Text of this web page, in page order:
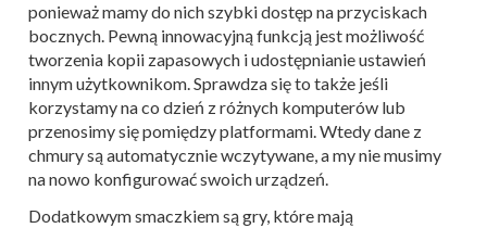
ponieważ mamy do nich szybki dostęp na przyciskach
bocznych. Pewną innowacyjną funkcją jest możliwość
tworzenia kopii zapasowych i udostępnianie ustawień
innym użytkownikom. Sprawdza się to także jeśli
korzystamy na co dzień z różnych komputerów lub
przenosimy się pomiędzy platformami. Wtedy dane z
chmury są automatycznie wczytywane, a my nie musimy
na nowo konfigurować swoich urządzeń.
Dodatkowym smaczkiem są gry, które mają